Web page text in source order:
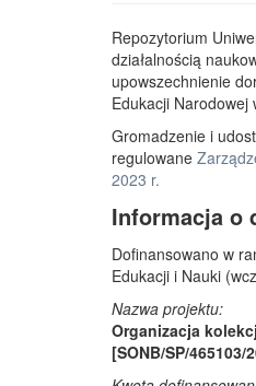
Repozytorium
działalnością
upowszechnienie
Edukacji Narodowej
Gromadzenie i
regulowane
2023 r.
Informacja o
Dofinansowano w
Edukacji i Nauki
Nazwa projektu:
Organizacja
[SONB/SP/465103/